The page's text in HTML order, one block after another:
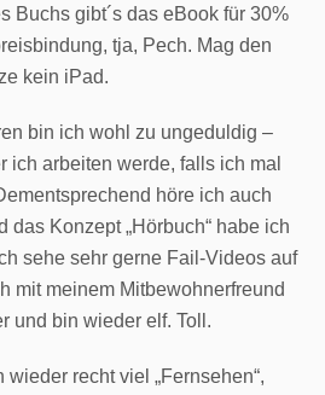
Buchs gibt´s das eBook für 30%
tja, Pech. Mag den
kein iPad.
bin ich wohl zu ungeduldig –
ich arbeiten werde, falls ich mal
höre ich auch
das Konzept „Hörbuch“ habe ich
sehe sehr gerne Fail-Videos auf
mit meinem Mitbewohnerfreund
und bin wieder elf. Toll.
recht viel „Fernsehen“,